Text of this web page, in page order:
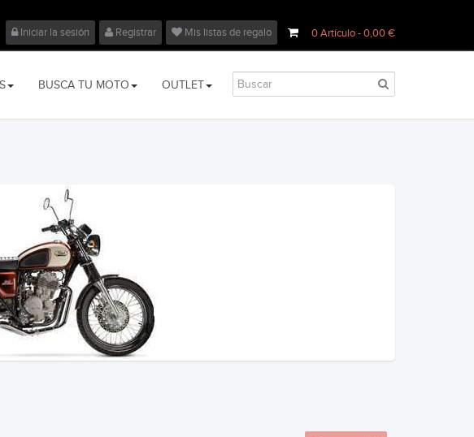
0Artículo- 0,00 €
Iniciar la sesión Registrar Mis listas de regalo
BUSCA TU MOTO OUTLET